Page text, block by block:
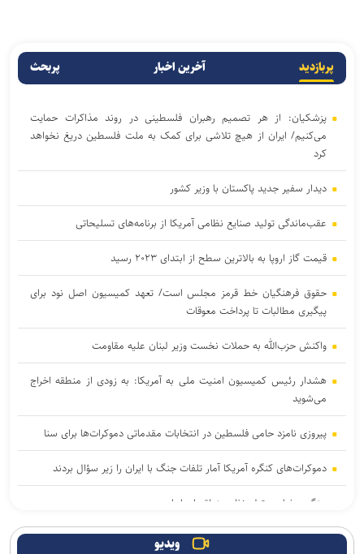
پربازدید آخرین اخبار پربحث
پزشکیان: از هر تصمیم رهبران فلسطینی در روند مذاکرات حمایت
می‌کنیم/ ایران از هیچ تلاشی برای کمک به ملت فلسطین دریغ نخواهد
کرد
دیدار سفیر جدید پاکستان با وزیر کشور
عقب‌ماندگی تولید صنایع نظامی آمریکا از برنامه‌های تسلیحاتی
قیمت گاز اروپا به بالاترین سطح از ابتدای ۲۰۲۳ رسید
حقوق فرهنگیان خط قرمز مجلس است/ تعهد کمیسیون اصل نود برای
پیگیری مطالبات تا پرداخت معوقات
واکنش حزب‌الله به حملات نخست‌ وزیر لبنان علیه مقاومت
هشدار رئیس کمیسیون امنیت ملی به آمریکا: به زودی از منطقه اخراج
می‌شوید
پیروزی نامزد حامی فلسطین در انتخابات مقدماتی دموکرات‌ها برای سنا
دموکرات‌های کنگره آمریکا آمار تلفات جنگ با ایران را زیر سؤال بردند
جنگ رمضان و تولد نظم منطقه ای ایران
یمن: هشتمین نفتکش سعودی را در شمال دریای سرخ هدف قرار دادیم
ویدیو